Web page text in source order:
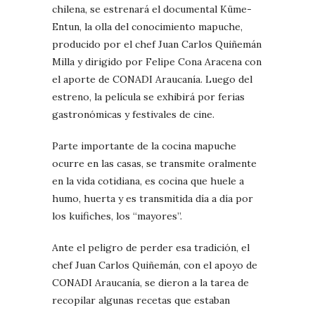
chilena, se estrenará el documental Küme-
Entun, la olla del conocimiento mapuche,
producido por el chef Juan Carlos Quiñemán
Milla y dirigido por Felipe Cona Aracena con
el aporte de CONADI Araucanía. Luego del
estreno, la película se exhibirá por ferias
gastronómicas y festivales de cine.
Parte importante de la cocina mapuche
ocurre en las casas, se transmite oralmente
en la vida cotidiana, es cocina que huele a
humo, huerta y es transmitida día a día por
los kuifiches, los “mayores”.
Ante el peligro de perder esa tradición, el
chef Juan Carlos Quiñemán, con el apoyo de
CONADI Araucanía, se dieron a la tarea de
recopilar algunas recetas que estaban